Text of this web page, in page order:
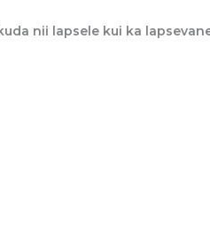
nii lapsele kui ka